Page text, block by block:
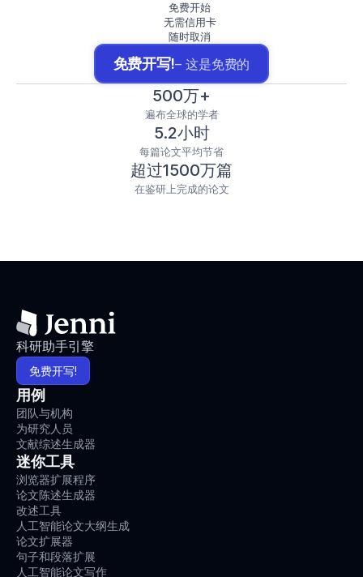
免费开始
无需信用卡
随时取消
免费开写!– 这是免费的
500万+
遍布全球的学者
5.2小时
每篇论文平均节省
超过1500万篇
在鉴研上完成的论文
科研助手引擎
免费开写!
用例
团队与机构
为研究人员
文献综述生成器
迷你工具
浏览器扩展程序
论文陈述生成器
改述工具
人工智能论文大纲生成
论文扩展器
句子和段落扩展
人工智能论文写作